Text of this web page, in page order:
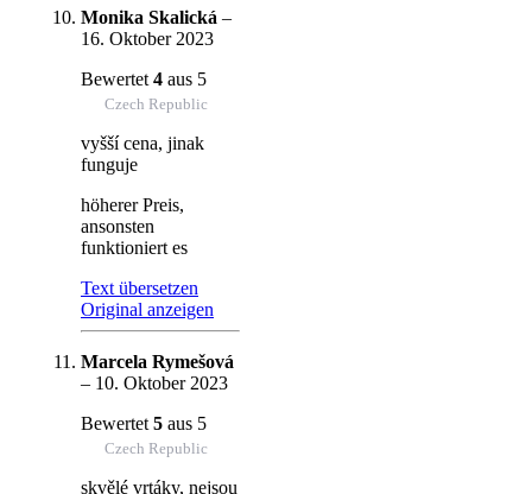
Monika Skalická –
16. Oktober 2023
Bewertet 4 aus 5
Czech Republic
vyšší cena, jinak
funguje
höherer Preis,
ansonsten
funktioniert es
Text übersetzen
Original anzeigen
Marcela Rymešová
– 10. Oktober 2023
Bewertet 5 aus 5
Czech Republic
skvělé vrtáky, nejsou